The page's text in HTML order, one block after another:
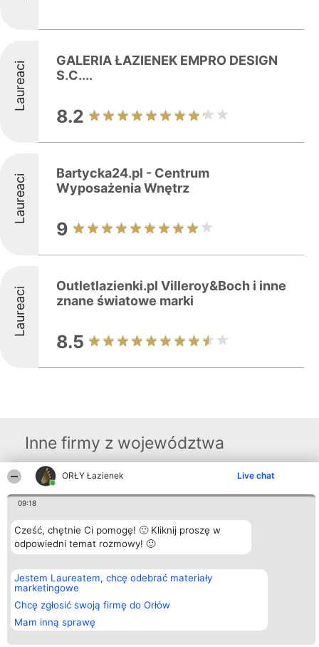
ORŁY Łazienek Live chat
09:18
Cześć, chętnie Ci pomogę! 🙂 Kliknij proszę w
odpowiedni temat rozmowy! 🙂
Jestem Laureatem, chcę odebrać materiały
marketingowe
Chcę zgłosić swoją firmę do Orłów
Mam inną sprawę
Laureaci
GALERIA ŁAZIENEK EMPRO DESIGN
S.C....
8.2
Laureaci
Bartycka24.pl - Centrum
Wyposażenia Wnętrz
9
Laureaci
Outletlazienki.pl Villeroy&Boch i inne
znane światowe marki
8.5
Inne firmy z województwa
Bright Side Solutions sp. z o.
ul. Ruska 22
Wrocław 50-079
KRS 0000749100 | Regon
381313360 | NIP 8943132676
wszystkich
Laureatów
Zasady
Regulamin
Prywatności